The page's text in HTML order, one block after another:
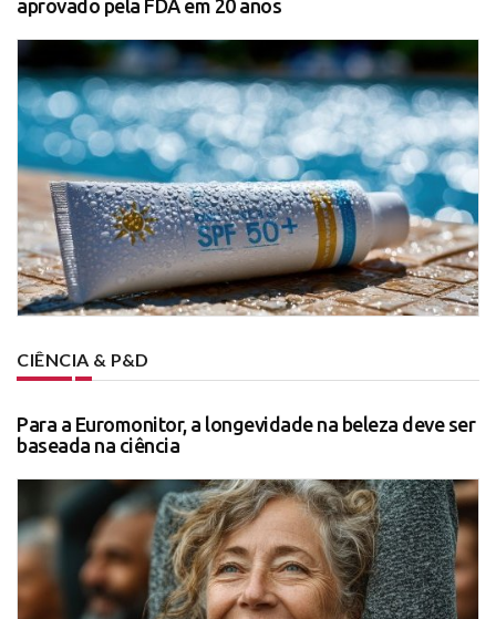
aprovado pela FDA em 20 anos
CIÊNCIA & P&D
Para a Euromonitor, a longevidade na beleza deve ser
baseada na ciência